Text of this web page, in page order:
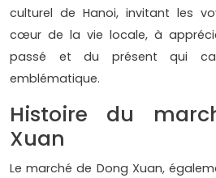
culturel de Hanoi, invitant les
cœur de la vie locale, à
passé et du présent qui
emblématique.
Histoire du
Xuan
Le marché de Dong Xuan,